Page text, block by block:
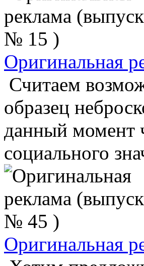
Оригинальная
Считаем
образец
данный момент
социального
Оригинальная